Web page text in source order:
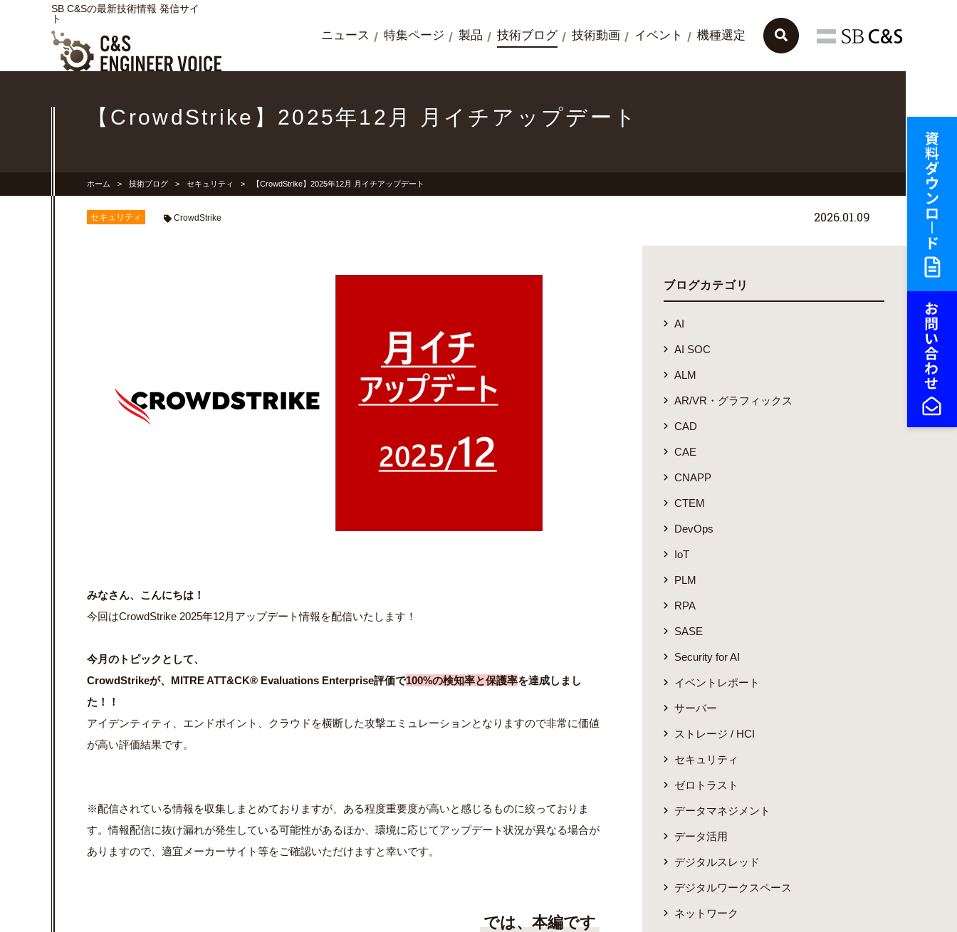
SB C&Sの最新技術情報 発信サイ
ト
ニュース 特集ページ 製品 技術ブログ 技術動画 イベント 機種選定
【CrowdStrike】2025年12月 月イチアップデート
ホーム 技術ブログ セキュリティ 【CrowdStrike】2025年12月 月イチアップデート
セキュリティ CrowdStrike 2026.01.09
みなさん、こんにちは！
今回はCrowdStrike 2025年12月アップデート情報を配信いたします！
今月のトピックとして、
CrowdStrikeが、 MITRE ATT&CK® Evaluations Enterprise評価で100%の検知率と保護率を達成しまし
た！！
アイデンティティ、エンドポイント、クラウドを横断した攻撃エミュレーションとなりますので非常に価値
が高い評価結果です。
※配信されている情報を収集しまとめておりますが、ある程度重要度が高いと感じるものに絞っておりま
す。情報配信に抜け漏れが発生している可能性があるほか、環境に応じてアップデート状況が異なる場合が
ありますので、適宜メーカーサイト等をご確認いただけますと幸いです。
では、本編です
ブログカテゴリ
AI
AI SOC
ALM
AR/VR・グラフィックス
CAD
CAE
CNAPP
CTEM
DevOps
IoT
PLM
RPA
SASE
Security for AI
イベントレポート
サーバー
ストレージ / HCI
セキュリティ
ゼロトラスト
データマネジメント
データ活用
デジタルスレッド
デジタルワークスペース
ネットワーク